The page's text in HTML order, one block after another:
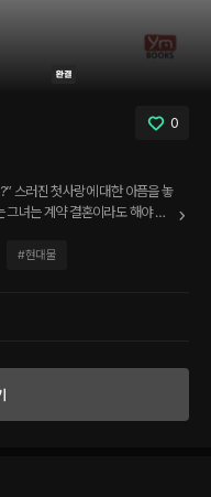
0
놓
그녀는 계약 결혼이라도 해야 하
#현대물